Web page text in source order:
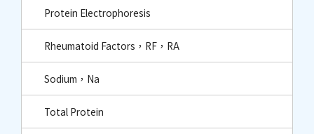
Protein Electrophoresis
Rheumatoid Factors，RF，RA
Sodium，Na
Total Protein